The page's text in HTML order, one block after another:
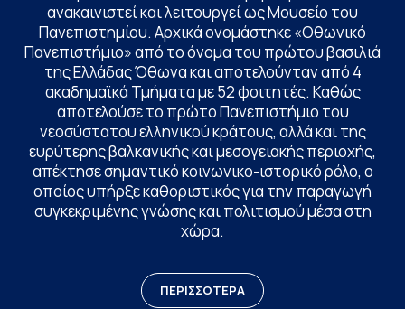
ανακαινιστεί και λειτουργεί ως Μουσείο του
Πανεπιστημίου. Αρχικά ονομάστηκε «Οθωνικό
Πανεπιστήμιο» από το όνομα του πρώτου βασιλιά
της Ελλάδας Όθωνα και αποτελούνταν από 4
ακαδημαϊκά Τμήματα με 52 φοιτητές. Καθώς
αποτελούσε το πρώτο Πανεπιστήμιο του
νεοσύστατου ελληνικού κράτους, αλλά και της
ευρύτερης βαλκανικής και μεσογειακής περιοχής,
απέκτησε σημαντικό κοινωνικο-ιστορικό ρόλο, ο
οποίος υπήρξε καθοριστικός για την παραγωγή
συγκεκριμένης γνώσης και πολιτισμού μέσα στη
χώρα.
ΠΕΡΙΣΣΟΤΕΡΑ